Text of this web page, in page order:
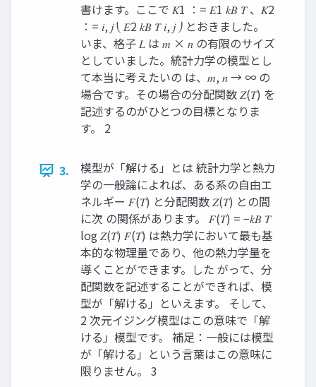
書けます。ここで 𝐾1 ∶= 𝐸1 𝑘𝐵 𝑇 、𝐾2
∶= 𝑖, 𝑗 ⎝ 𝐸2 𝑘𝐵 𝑇 𝑖, 𝑗 ⎠ とおきました。
いま、格子 𝐿 は 𝑚 × 𝑛 の有限のサイズ
としていました。統計力学の模型とし
て本当に考えたいの は、𝑚, 𝑛 → ∞ の
場合です。その場合の分配関数 𝑍(𝑇) を
記述するのがひとつの目標となりま
す。 2
3.
模型が「解ける」とは 統計力学と熱力
学の一般論によれば、ある系の自由エ
ネルギー 𝐹(𝑇) と分配関数 𝑍(𝑇) との間
に次 の関係があります。 𝐹(𝑇) = −𝑘𝐵 𝑇
log 𝑍(𝑇) 𝐹(𝑇) は熱力学において最も基
本的な物理量であり、他の熱力学量を
導くことができます。した がって、分
配関数を記述することができれば、模
型が「解ける」といえます。 そして、
2 次元イジング模型はこの意味で「解
ける」模型です。 補足：一般には模型
が「解ける」という言葉はこの意味に
限りません。 3